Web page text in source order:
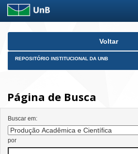
Skip
Voltar
REPOSITÓRIO INSTITUCIONAL DA UNB
Página de Busca
Buscar em:
por